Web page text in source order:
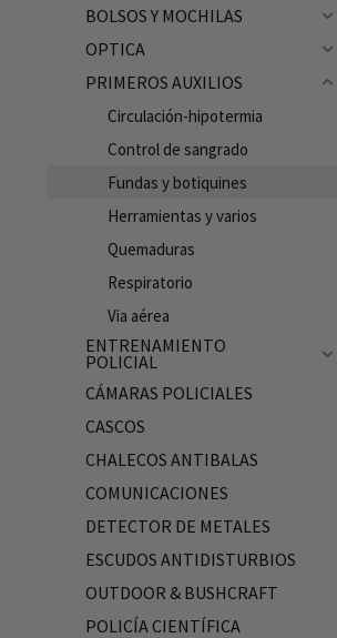
Ubicación de la Tienda en Málaga
BOLSOS Y MOCHILAS
OPTICA
PRIMEROS AUXILIOS
Circulación-hipotermia
Control de sangrado
Fundas y botiquines
Herramientas y varios
Quemaduras
Respiratorio
Via aérea
ENTRENAMIENTO
POLICIAL
CÁMARAS POLICIALES
CASCOS
CHALECOS ANTIBALAS
COMUNICACIONES
DETECTOR DE METALES
ESCUDOS ANTIDISTURBIOS
OUTDOOR & BUSHCRAFT
POLICÍA CIENTÍFICA